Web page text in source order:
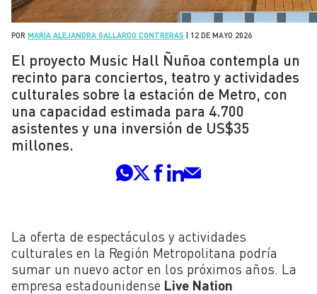
POR MARÍA ALEJANDRA GALLARDO CONTRERAS 12 DE MAYO 2026
El proyecto Music Hall Ñuñoa contempla un
recinto para conciertos, teatro y actividades
culturales sobre la estación de Metro, con
una capacidad estimada para 4.700
asistentes y una inversión de US$35
millones.
La oferta de espectáculos y actividades
culturales en la Región Metropolitana podría
sumar un nuevo actor en los próximos años. La
empresa estadounidense Live Nation